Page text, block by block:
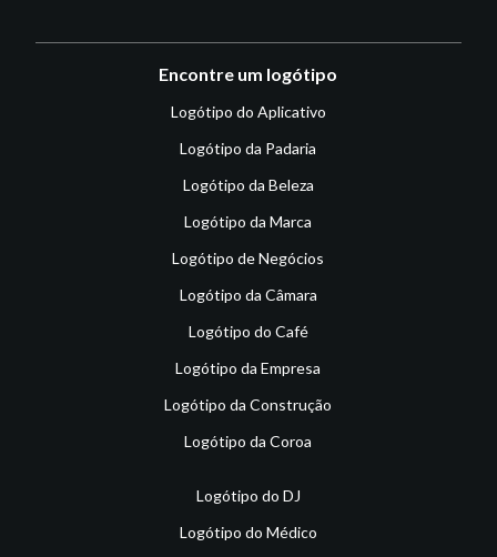
Encontre um logótipo
Logótipo do Aplicativo
Logótipo da Padaria
Logótipo da Beleza
Logótipo da Marca
Logótipo de Negócios
Logótipo da Câmara
Logótipo do Café
Logótipo da Empresa
Logótipo da Construção
Logótipo da Coroa
Logótipo do DJ
Logótipo do Médico